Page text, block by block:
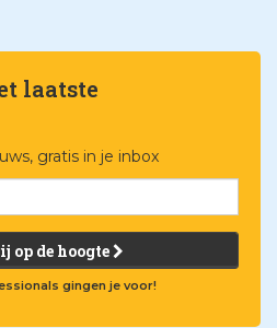
laatste
gratis in je inbox
op de hoogte
gingen je voor!